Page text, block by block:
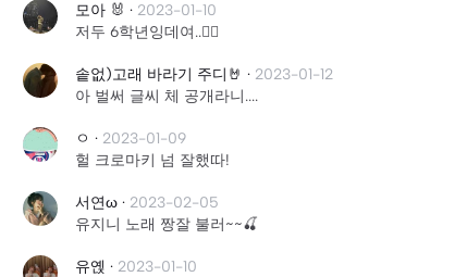
모아 🐰 · 2023-01-10
저두 6학년잉데여..❤️‍🔥
솥없)고래 바라기 주디🤘 · 2023-01-12
아 벌써 글씨 체 공개라니....
ㅇ · 2023-01-09
헐 크로마키 넘 잘했따!
서연ω · 2023-02-05
유지니 노래 짱잘 불러~~🍒
유옍 · 2023-01-10